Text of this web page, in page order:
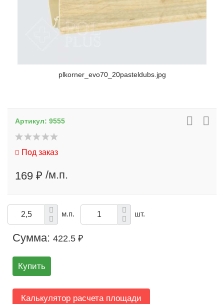
plkorner_evo70_20pasteldubs.jpg
Артикул: 9555
Под заказ
169 ₽ /м.п.
м.п. шт.
Сумма: 422.5 ₽
Купить
Калькулятор расчета площади